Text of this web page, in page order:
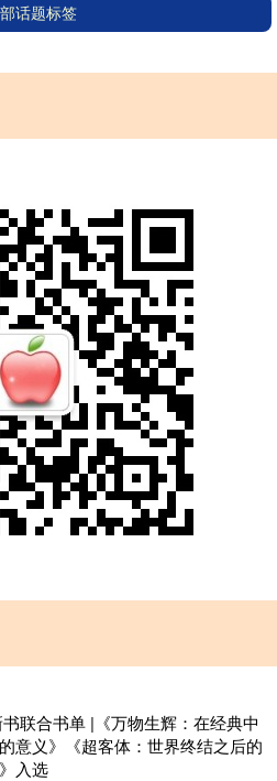
话题标签
联合书单 |《万物生辉：在经典中
意义》《超客体：世界终结之后的
入选